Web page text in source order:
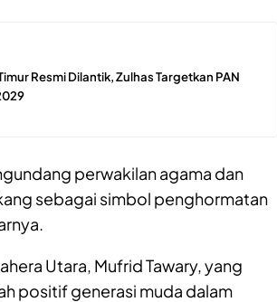
Resmi Dilantik, Zulhas Targetkan PAN
perwakilan agama dan
sebagai simbol penghormatan
Utara, Mufrid Tawary, yang
positif generasi muda dalam